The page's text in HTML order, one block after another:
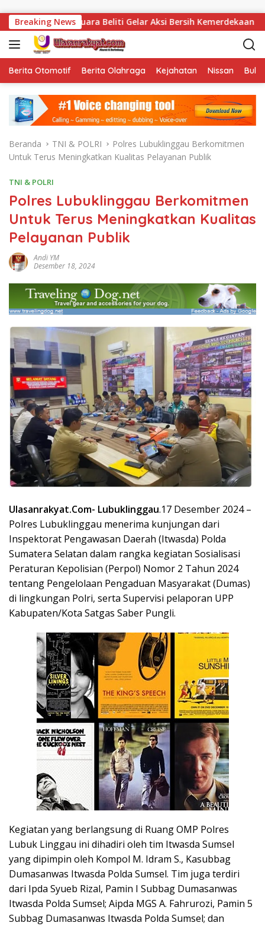
Breaking News
Muara Beliti Gelar Aksi Bersih Kemerdekaan
Berita Otomotif Berita Olahraga Kejahatan Nissan
Beranda TNI & POLRI
Polres Lubuklinggau Berkomitmen
Untuk Terus Meningkatkan Kualitas Pelayanan Publik
TNI & POLRI
Polres Lubuklinggau Berkomitmen
Untuk Terus Meningkatkan Kualitas
Pelayanan Publik
Andi YM
Desember 18, 2024
Ulasanrakyat.Com- Lubuklinggau.17 Desember 2024 –
Polres Lubuklinggau menerima kunjungan dari
Inspektorat Pengawasan Daerah (Itwasda) Polda
Sumatera Selatan dalam rangka kegiatan Sosialisasi
Peraturan Kepolisian (Perpol) Nomor 2 Tahun 2024
tentang Pengelolaan Pengaduan Masyarakat (Dumas)
di lingkungan Polri, serta Supervisi pelaporan UPP
Kabupaten/Kota Satgas Saber Pungli.
Kegiatan yang berlangsung di Ruang OMP Polres
Lubuk Linggau ini dihadiri oleh tim Itwasda Sumsel
yang dipimpin oleh Kompol M. Idram S., Kasubbag
Dumasanwas Itwasda Polda Sumsel. Tim juga terdiri
dari Ipda Syueb Rizal, Pamin I Subbag Dumasanwas
Itwasda Polda Sumsel; Aipda MGS A. Fahrurozi, Pamin 5
Subbag Dumasanwas Itwasda Polda Sumsel; dan